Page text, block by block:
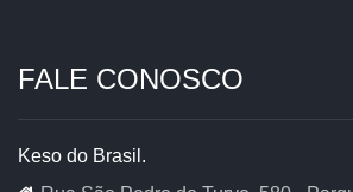
FALE CONOSCO
Keso do Brasil.